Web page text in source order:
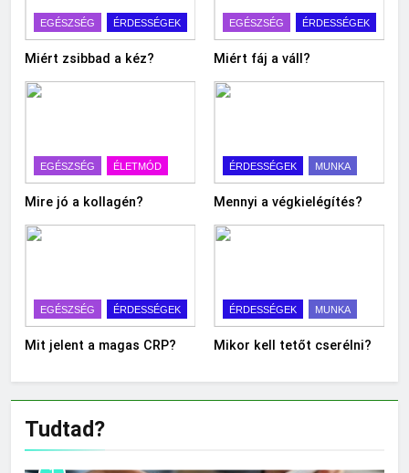
EGÉSZSÉG ÉRDESSÉGEK
Miért zsibbad a kéz?
EGÉSZSÉG ÉRDESSÉGEK
Miért fáj a váll?
EGÉSZSÉG ÉLETMÓD
Mire jó a kollagén?
ÉRDESSÉGEK MUNKA
Mennyi a végkielégítés?
EGÉSZSÉG ÉRDESSÉGEK
Mit jelent a magas CRP?
ÉRDESSÉGEK MUNKA
Mikor kell tetőt cserélni?
Tudtad?